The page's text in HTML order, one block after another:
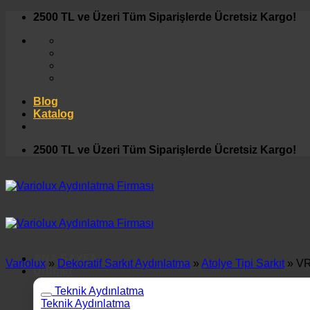
İçeriğe2500 TL ve Üzeri Tüm Siparişlerde Ücretsiz Kargo!
Blog
Katalog
2500 TL ve Üzeri Tüm Siparişlerde Ücretsiz Kargo!
ANA SAYFA
Ürünler
Teknik Aydınlatma
Teknik Aydınlatma
Variolux » Dekoratif Sarkıt Aydınlatma » Atolye Tipi Sarkıt»